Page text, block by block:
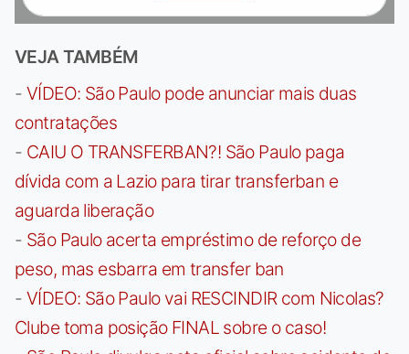
VEJA TAMBÉM
- VÍDEO: São Paulo pode anunciar mais duas
contratações
- CAIU O TRANSFERBAN?! São Paulo paga
dívida com a Lazio para tirar transferban e
aguarda liberação
- São Paulo acerta empréstimo de reforço de
peso, mas esbarra em transfer ban
- VÍDEO: São Paulo vai RESCINDIR com Nicolas?
Clube toma posição FINAL sobre o caso!